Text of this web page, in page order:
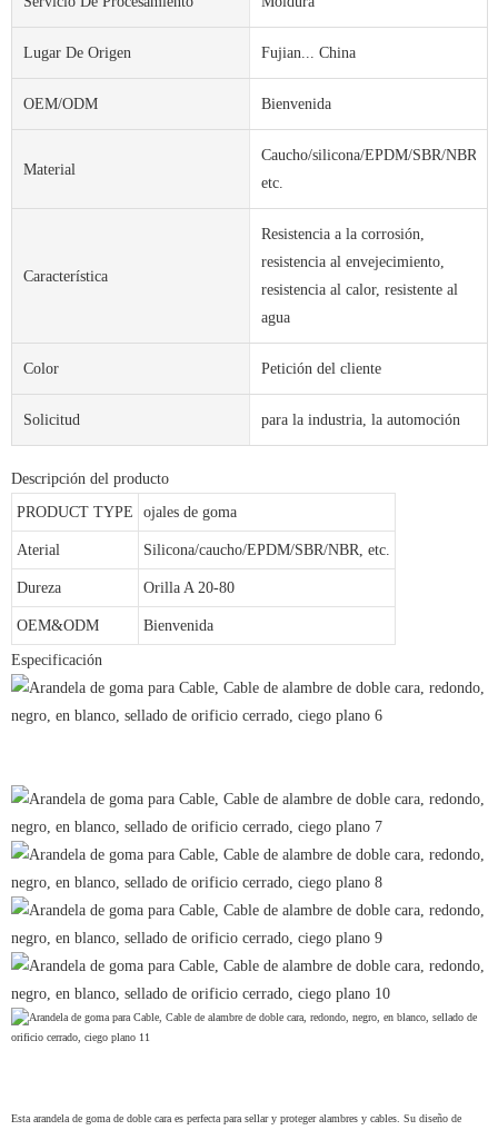
Lugar De Origen Fujian... China
OEM/ODM Bienvenida
Material
Caucho/silicona/EPDM/SBR/NBR,
etc.
Característica
Resistencia a la corrosión,
resistencia al envejecimiento,
resistencia al calor, resistente al
agua
Color Petición del cliente
Solicitud para la industria, la automoción
Descripción del producto
PRODUCT TYPE
ojales de goma
Aterial Silicona/caucho/EPDM/SBR/NBR, etc.
Dureza Orilla A 20-80
OEM&ODM Bienvenida
Especificación
Esta arandela de goma de doble cara es perfecta para sellar y proteger alambres y cables. Su diseño de